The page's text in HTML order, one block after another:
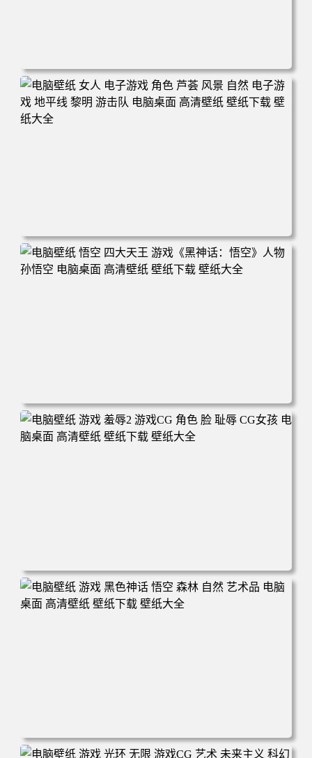
电脑壁纸 科幻 小说 奇幻 太空 星星 行星 破碎 电脑桌面 高
清壁纸 壁纸下载 壁纸大全
电脑壁纸 女人 电子游戏 角色 芦荟 风景 自然 电子游戏 地平
线 黎明 游击队 电脑桌面 高清壁纸 壁纸下载 壁纸大全
电脑壁纸 悟空 四大天王 游戏《黑神话：悟空》人物孙悟空
电脑桌面 高清壁纸 壁纸下载 壁纸大全
电脑壁纸 游戏 羞辱2 游戏CG 角色 脸 耻辱 CG女孩 电脑桌
面 高清壁纸 壁纸下载 壁纸大全
电脑壁纸 游戏 黑色神话 悟空 森林 自然 艺术品 电脑桌面 高